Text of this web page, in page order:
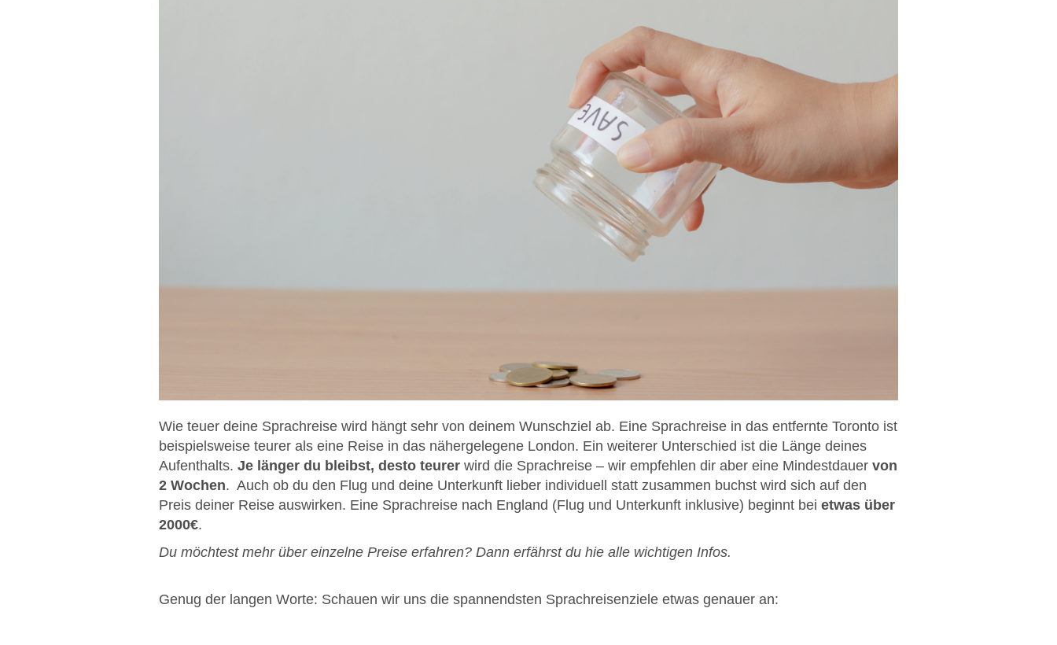
Wie teuer deine Sprachreise wird hängt sehr von deinem Wunschziel ab. Eine Sprachreise in das entfernte Toronto ist
beispielsweise teurer als eine Reise in das nähergelegene London. Ein weiterer Unterschied ist die Länge deines
Aufenthalts. Je länger du bleibst, desto teurer wird die Sprachreise – wir empfehlen dir aber eine Mindestdauer von
2 Wochen. Auch ob du den Flug und deine Unterkunft lieber individuell statt zusammen buchst wird sich auf den
Preis deiner Reise auswirken. Eine Sprachreise nach England (Flug und Unterkunft inklusive) beginnt bei etwas über
2000€.
Du möchtest mehr über einzelne Preise erfahren? Dann erfährst du hie alle wichtigen Infos.
Genug der langen Worte: Schauen wir uns die spannendsten Sprachreisenziele etwas genauer an: